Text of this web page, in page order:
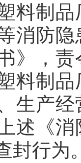
料制
消防
》，
料制
生产
述《
封行为